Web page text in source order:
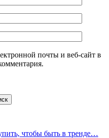
почты и веб-сайт в
чтобы быть в тренде…